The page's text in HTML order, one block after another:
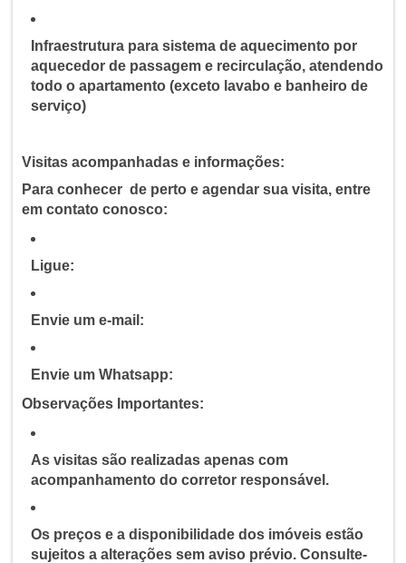
Infraestrutura para sistema de aquecimento por
aquecedor de passagem e recirculação, atendendo
todo o apartamento (exceto lavabo e banheiro de
serviço)
Visitas acompanhadas e informações:
Para conhecer de perto e agendar sua visita, entre
em contato conosco:
Ligue:
Envie um e-mail:
Envie um Whatsapp:
Observações Importantes:
As visitas são realizadas apenas com
acompanhamento do corretor responsável.
Os preços e a disponibilidade dos imóveis estão
sujeitos a alterações sem aviso prévio. Consulte-